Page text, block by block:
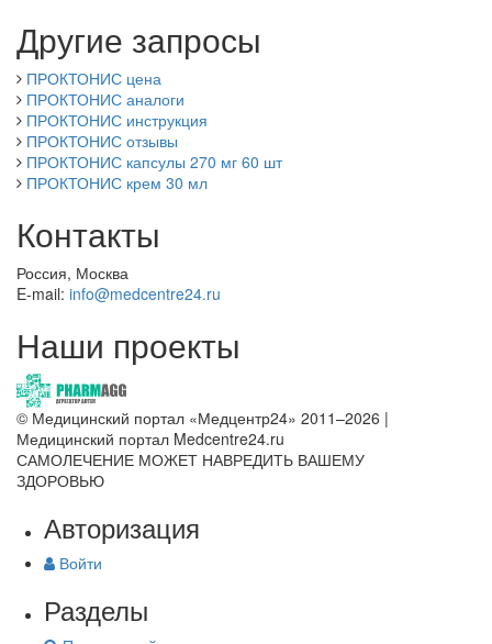
Другие запросы
ПРОКТОНИС цена
ПРОКТОНИС аналоги
ПРОКТОНИС инструкция
ПРОКТОНИС отзывы
ПРОКТОНИС капсулы 270 мг 60 шт
ПРОКТОНИС крем 30 мл
Контакты
Россия, Москва
E-mail: info@medcentre24.ru
Наши проекты
© Медицинский портал «Медцентр24» 2011–2026 |
Медицинский портал Medcentre24.ru
САМОЛЕЧЕНИЕ МОЖЕТ НАВРЕДИТЬ ВАШЕМУ
ЗДОРОВЬЮ
Авторизация
Войти
Разделы